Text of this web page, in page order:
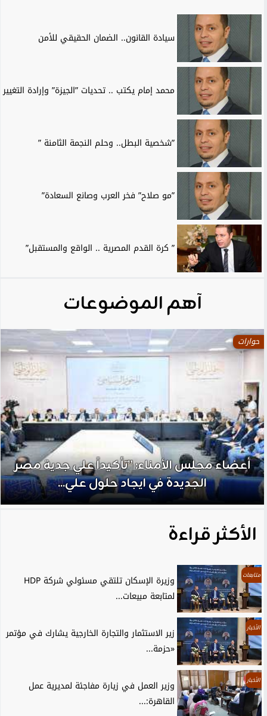
سيادة القانون.. الضمان الحقيقي للأمن
محمد إمام يكتب .. تحديات ”الجيزة” وإرادة التغيير
”شخصية البطل.. وحلم النجمة الثامنة ”
”مو صلاح” فخر العرب وصانع السعادة”
” كرة القدم المصرية .. الواقع والمستقبل”
آهم الموضوعات
حوارات
أعضاء مجلس الأمناء: ”تأكيداً علي جدية مصر
الجديدة في ايجاد حلول علي...
الأكثر قراءة
متابعات
وزيرة الإسكان تلتقي مسئولي شركة HDP
لمتابعة مبيعات...
الأخبار
زير الاستثمار والتجارة الخارجية يشارك في مؤتمر
«حزمة...
الأخبار
وزير العمل في زيارة مفاجئة لمديرية عمل
القاهرة:...